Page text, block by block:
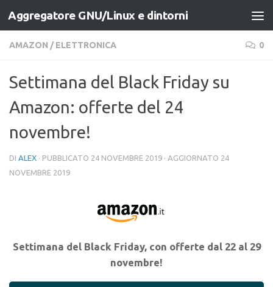
Salta al contenuto
Aggregatore GNU/Linux e dintorni
AMAZON / ELETTRONICA 0
Settimana del Black Friday su
Amazon: offerte del 24
novembre!
DI ALEX · PUBBLICATO 24 NOVEMBRE 2019 · AGGIORNATO 24
NOVEMBRE 2019
Settimana del Black Friday, con offerte dal 22 al 29
novembre!